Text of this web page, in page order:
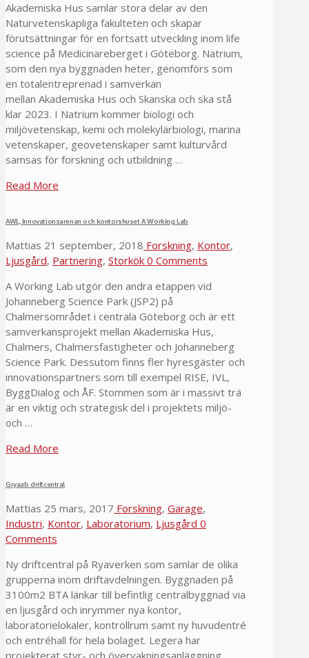
Akademiska Hus samlar stora delar av den
Naturvetenskapliga fakulteten och skapar
förutsättningar för en fortsatt utveckling inom life
science på Medicinareberget i Göteborg. Natrium,
som den nya byggnaden heter, genomförs som
en totalentreprenad i samverkan
mellan Akademiska Hus och Skanska och ska stå
klar 2023. I Natrium kommer biologi och
miljövetenskap, kemi och molekylärbiologi, marina
vetenskaper, geovetenskaper samt kulturvård
samsas för forskning och utbildning …
Read More
AWL, Innovationsarenan och kontorshuset A Working Lab
Mattias 21 september, 2018 Forskning, Kontor,
Ljusgård, Partnering, Storkök 0 Comments
A Working Lab utgör den andra etappen vid
Johanneberg Science Park (JSP2) på
Chalmersområdet i centrala Göteborg och är ett
samverkansprojekt mellan Akademiska Hus,
Chalmers, Chalmersfastigheter och Johanneberg
Science Park. Dessutom finns fler hyresgäster och
innovationspartners som till exempel RISE, IVL,
ByggDialog och ÅF. Stommen som är i massivt trä
är en viktig och strategisk del i projektets miljö-
och …
Read More
Gryaab driftcentral
Mattias 25 mars, 2017 Forskning, Garage,
Industri, Kontor, Laboratorium, Ljusgård 0
Comments
Ny driftcentral på Ryaverken som samlar de olika
grupperna inom driftavdelningen. Byggnaden på
3100m2 BTA länkar till befintlig centralbyggnad via
en ljusgård och inrymmer nya kontor,
laboratorielokaler, kontrollrum samt ny huvudentré
och entréhall för hela bolaget. Legera har
projekterat styr- och övervakningsanläggning